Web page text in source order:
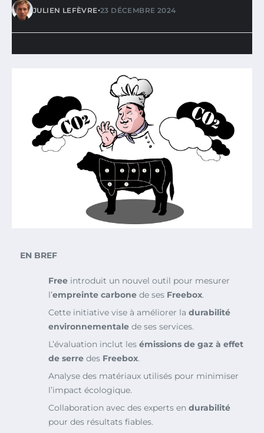
JULIEN LEFÈVRE•23 DÉCEMBRE 2024
EN BREF
Free introduit un nouvel outil pour mesurer
l’empreinte carbone de ses Freebox.
Cette initiative vise à améliorer la durabilité
environnementale de ses services.
L’évaluation inclut les émissions de gaz à effet
de serre des Freebox.
Analyse des matériaux utilisés pour minimiser
l’impact écologique.
Collaboration avec des experts en durabilité
pour des résultats fiables.